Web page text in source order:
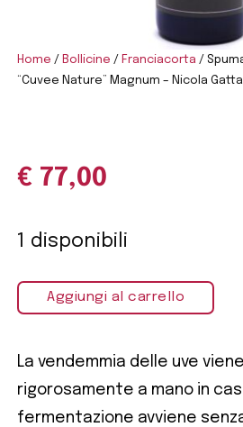
Home / Bollicine / Franciacorta /
“Cuvee Nature” Magnum – Nicola Gatta
€ 77,00
1 disponibili
Aggiungi al carrello
La vendemmia delle uve
rigorosamente a mano in
fermentazione avviene